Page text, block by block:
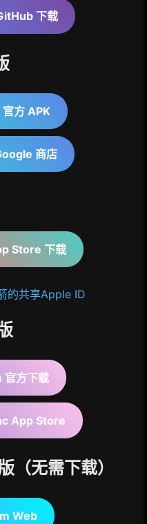
下载
方 APK
商店
Store 下载
的共享Apple ID
方下载
App Store
（无需下载）
Web